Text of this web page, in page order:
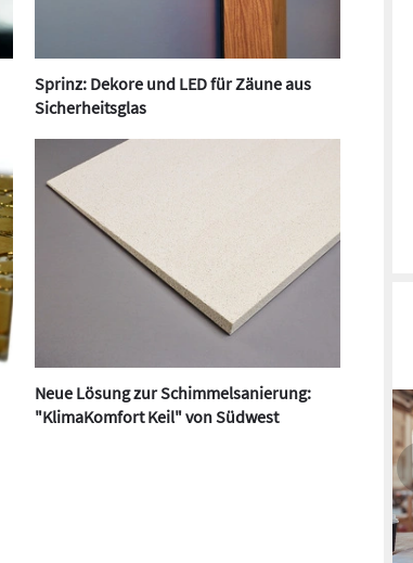
Sprinz: Dekore und LED für Zäune aus
Sicherheitsglas
Neue Lösung zur Schimmelsanierung:
"KlimaKomfort Keil" von Südwest